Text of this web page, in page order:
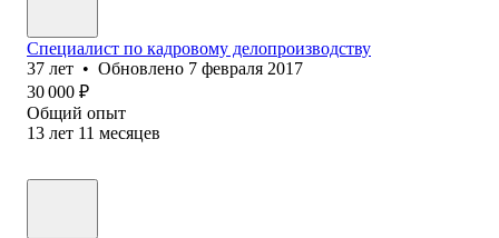
Специалист по кадровому делопроизводству
37 лет • Обновлено 7 февраля 2017
30 000 ₽
Общий опыт
13 лет 11 месяцев